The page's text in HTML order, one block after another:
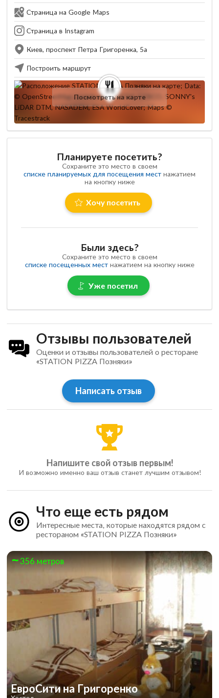
Страница на Google Maps
Страница в Instagram
Киев, проспект Петра Григоренка, 5а
Построить маршрут
Посмотреть на карте
Планируете посетить?
Сохраните это место в своем
списке планируемых для посещения мест нажатием
на кнопку ниже
Хочу посетить
Были здесь?
Сохраните это место в своем
списке посещенных местнажатием на кнопку ниже
Уже посетил
Отзывы пользователей
Оценки и отзывы пользователей о ресторане
«STATION PIZZA Позняки»
Написать отзыв
Напишите свой отзыв первым!
И возможно именно ваш отзыв станет лучшим отзывом!
Что еще есть рядом
Интересные места, которые находятся рядом с
рестораном «STATION PIZZA Позняки»
356 метров
ЕвроСити на Григоренко